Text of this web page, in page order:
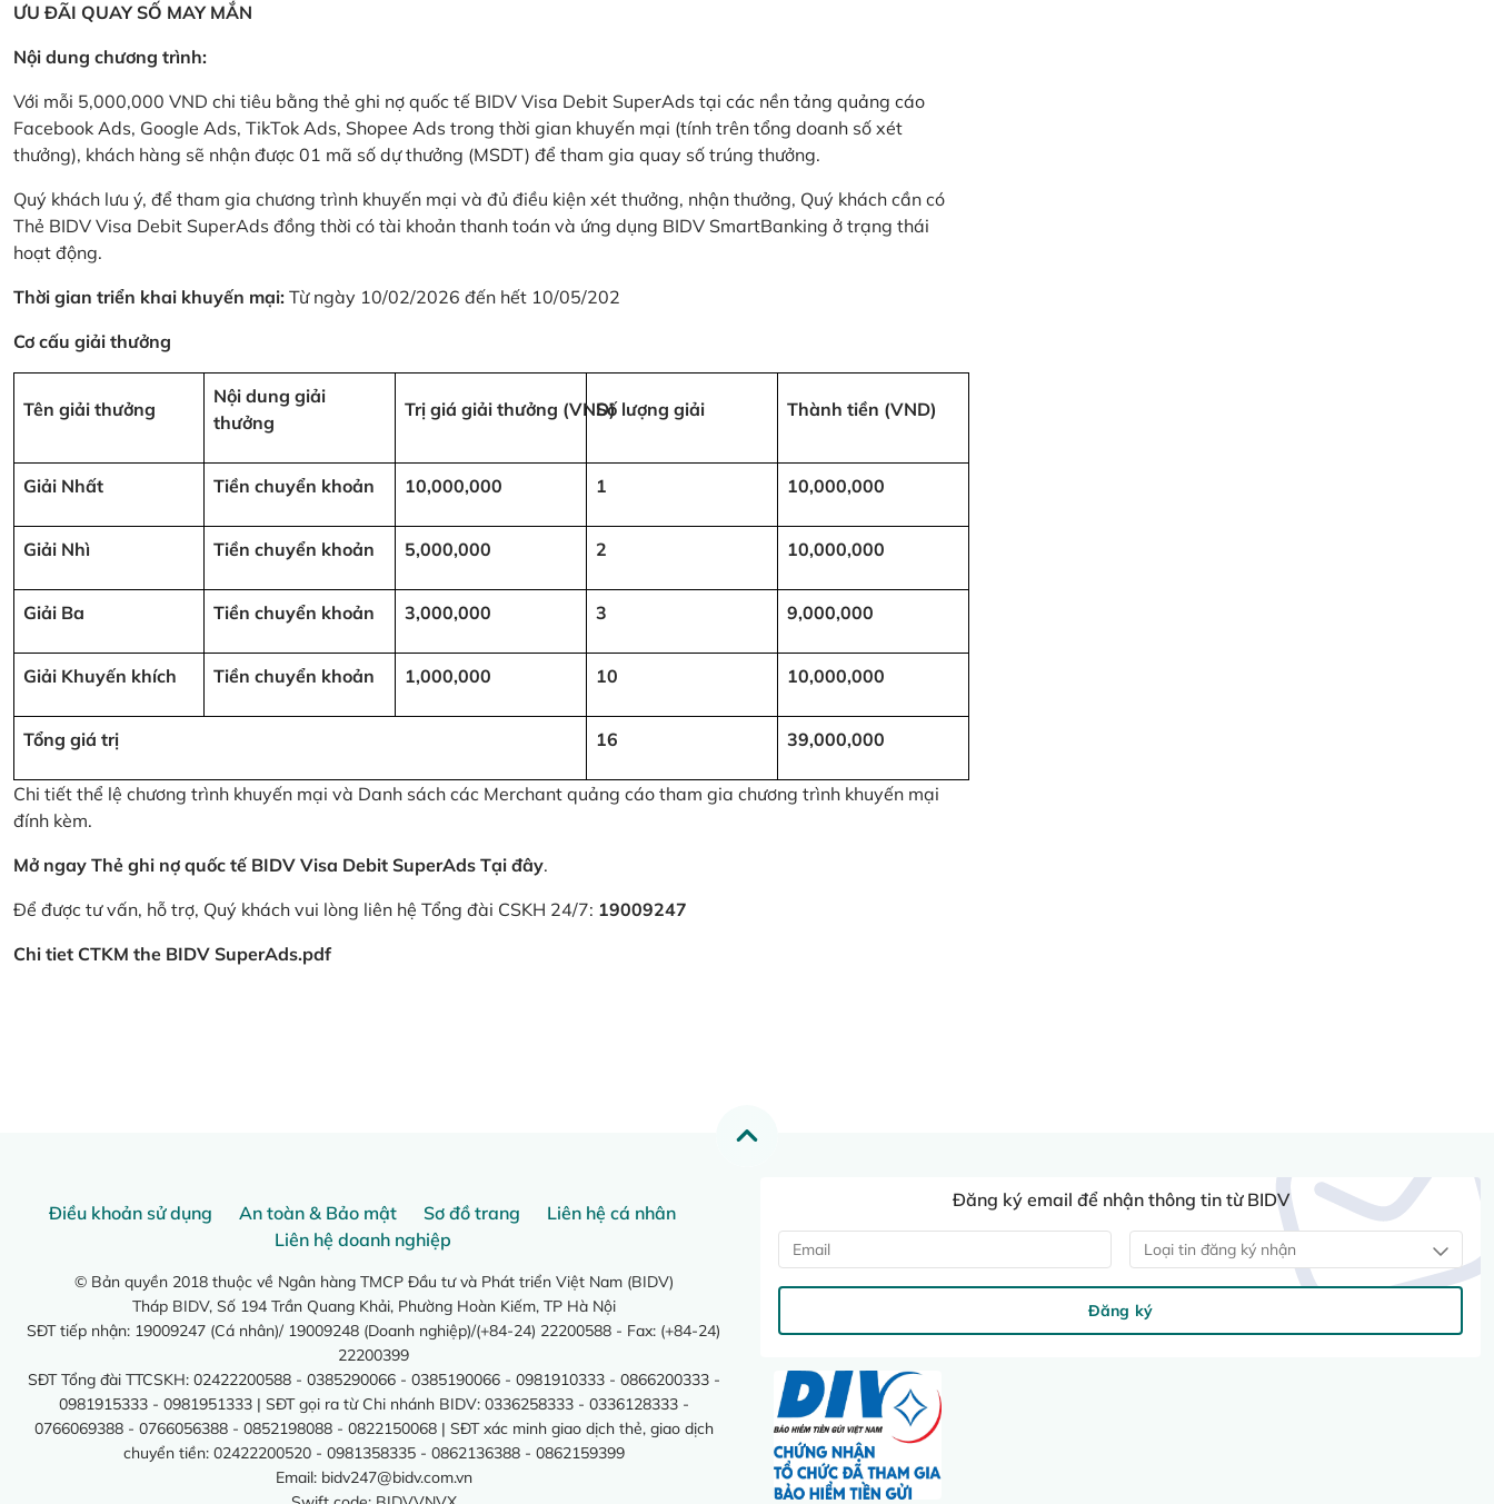
ƯU ĐÃI QUAY SỐ MAY MẮN
Nội dung chương trình:
Với mỗi 5,000,000 VND chi tiêu bằng thẻ ghi nợ quốc tế BIDV Visa Debit SuperAds tại các nền tảng quảng cáo
Facebook Ads, Google Ads, TikTok Ads, Shopee Ads trong thời gian khuyến mại (tính trên tổng doanh số xét
thưởng), khách hàng sẽ nhận được 01 mã số dự thưởng (MSDT) để tham gia quay số trúng thưởng.
Quý khách lưu ý, để tham gia chương trình khuyến mại và đủ điều kiện xét thưởng, nhận thưởng, Quý khách cần có
Thẻ BIDV Visa Debit SuperAds đồng thời có tài khoản thanh toán và ứng dụng BIDV SmartBanking ở trạng thái
hoạt động.
Thời gian triển khai khuyến mại: Từ ngày 10/02/2026 đến hết 10/05/202
Cơ cấu giải thưởng
Tên giải thưởng
Nội dung giải
thưởng
Trị giá giải thưởng (VND)Số lượng giải Thành tiền (VND)
Giải Nhất Tiền chuyển khoản 10,000,000 1 10,000,000
Giải Nhì Tiền chuyển khoản 5,000,000 2 10,000,000
Giải Ba Tiền chuyển khoản 3,000,000 3 9,000,000
Giải Khuyến khích Tiền chuyển khoản 1,000,000 10 10,000,000
Tổng giá trị 16 39,000,000
Chi tiết thể lệ chương trình khuyến mại và Danh sách các Merchant quảng cáo tham gia chương trình khuyến mại
đính kèm.
Mở ngay Thẻ ghi nợ quốc tế BIDV Visa Debit SuperAds Tại đây.
Để được tư vấn, hỗ trợ, Quý khách vui lòng liên hệ Tổng đài CSKH 24/7: 19009247
Chi tiet CTKM the BIDV SuperAds.pdf
Điều khoản sử dụng An toàn & Bảo mật Sơ đồ trang
Liên hệ cá nhân
Liên hệ doanh nghiệp
© Bản quyền 2018 thuộc về Ngân hàng TMCP Đầu tư và Phát triển Việt Nam (BIDV)
Tháp BIDV, Số 194 Trần Quang Khải, Phường Hoàn Kiếm, TP Hà Nội
SĐT tiếp nhận: 19009247 (Cá nhân)/ 19009248 (Doanh nghiệp)/(+84-24) 22200588 - Fax: (+84-24)
22200399
SĐT Tổng đài TTCSKH: 02422200588 - 0385290066 - 0385190066 - 0981910333 - 0866200333 -
0981915333 - 0981951333 | SĐT gọi ra từ Chi nhánh BIDV: 0336258333 - 0336128333 -
0766069388 - 0766056388 - 0852198088 - 0822150068 | SĐT xác minh giao dịch thẻ, giao dịch
chuyển tiền: 02422200520 - 0981358335 - 0862136388 - 0862159399
Email: bidv247@bidv.com.vn
Đăng ký email để nhận thông tin từ BIDV
Loại tin đăng ký nhận
Đăng ký